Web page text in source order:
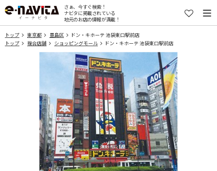
さぁ、今すぐ検索！
ナビタに掲載されている
地元のお店の情報が満載！
トップ 東京都 豊島区
ドン・キホーテ 池袋東口駅前店
トップ
複合店舗 ショッピングモール ドン・キホーテ 池袋東口駅前店